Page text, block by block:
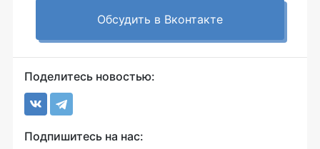
Обсудить в Вконтакте
Поделитесь новостью:
Подпишитесь на нас: